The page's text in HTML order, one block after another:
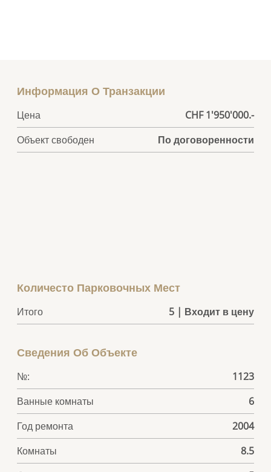
Информация О Транзакции
Цена
CHF 1'950'000.-
Объект свободен
По договоренности
Количесто Парковочных Мест
Итого 5 | Входит в цену
Сведения Об Объекте
№:
1123
Ванные комнаты
6
Год ремонта
2004
Комнаты
8.5